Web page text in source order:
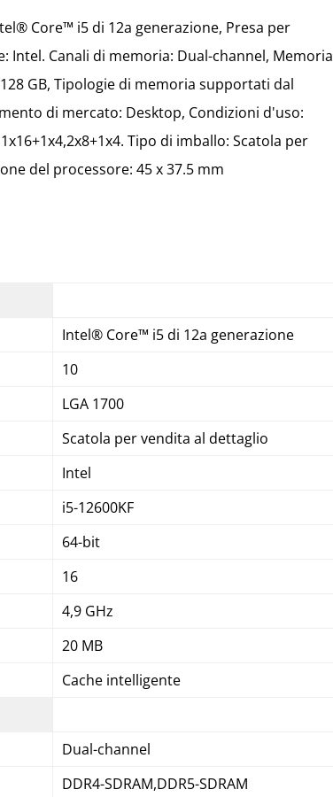
Core™ i5 di 12a generazione, Presa per
Intel. Canali di memoria: Dual-channel, Memoria
GB, Tipologie di memoria supportati dal
di mercato: Desktop, Condizioni d'uso:
Tipo di imballo: Scatola per
del processore: 45 x 37.5 mm
Intel® Core™ i5 di 12a generazione
10
LGA 1700
Scatola per vendita al dettaglio
Intel
i5-12600KF
64-bit
16
4,9 GHz
20 MB
Cache intelligente
Dual-channel
DDR4-SDRAM,DDR5-SDRAM